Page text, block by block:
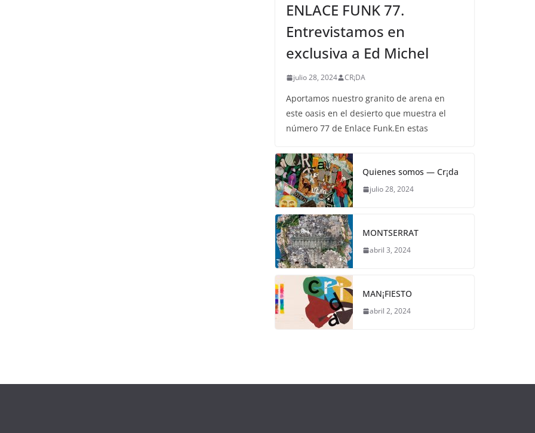
ENLACE FUNK 77.
Entrevistamos en
exclusiva a Ed Michel
julio 28, 2024 CR¡DA
Aportamos nuestro granito de arena en
este oasis en el desierto que muestra el
número 77 de Enlace Funk.En estas
Quienes somos — Cr¡da
julio 28, 2024
MONTSERRAT
abril 3, 2024
MAN¡FIESTO
abril 2, 2024